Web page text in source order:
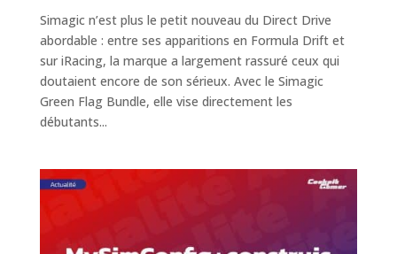
Simagic n’est plus le petit nouveau du Direct Drive
abordable : entre ses apparitions en Formula Drift et
sur iRacing, la marque a largement rassuré ceux qui
doutaient encore de son sérieux. Avec le Simagic
Green Flag Bundle, elle vise directement les
débutants...